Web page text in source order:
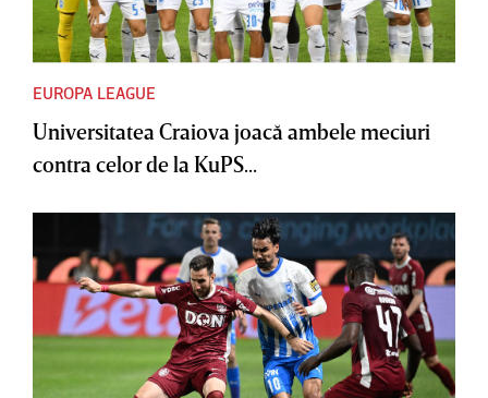
EUROPA LEAGUE
Universitatea Craiova joacă ambele meciuri
contra celor de la KuPS...